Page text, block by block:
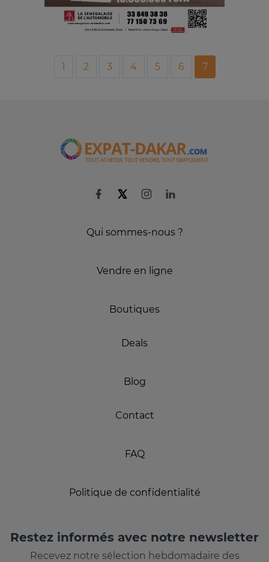
1 2 3 4 5 6 7
Qui sommes-nous ?
Vendre en ligne
Boutiques
Deals
Blog
Contact
FAQ
Politique de confidentialité
Restez informés avec notre newsletter
Recevez notre sélection hebdomadaire des